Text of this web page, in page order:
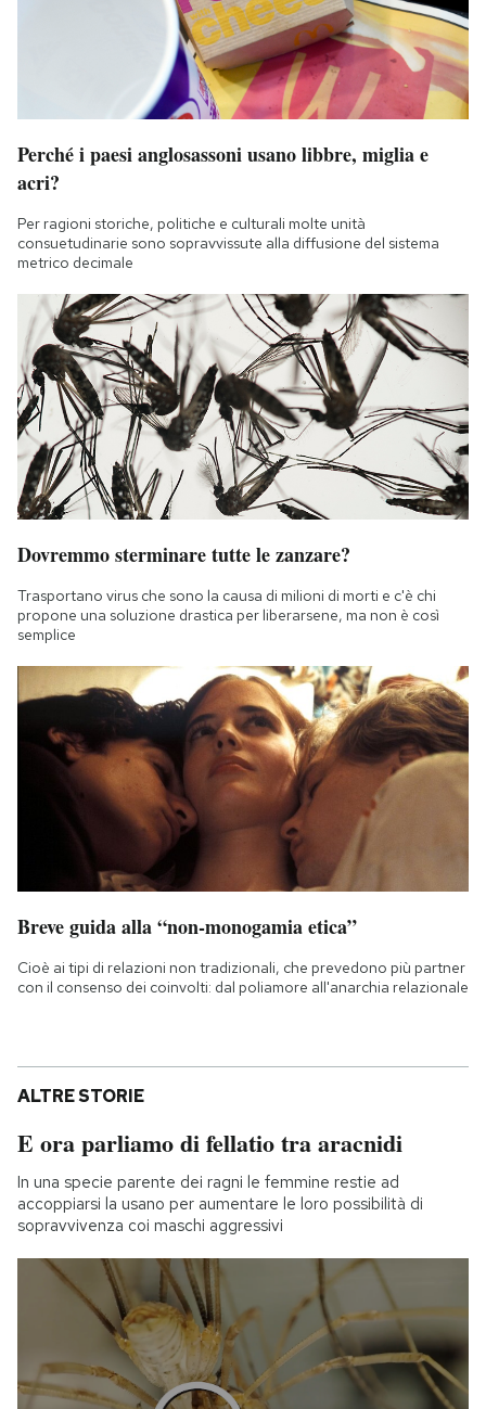
Perché i paesi anglosassoni usano libbre, miglia e
acri?
Per ragioni storiche, politiche e culturali molte unità
consuetudinarie sono sopravvissute alla diffusione del sistema
metrico decimale
Dovremmo sterminare tutte le zanzare?
Trasportano virus che sono la causa di milioni di morti e c'è chi
propone una soluzione drastica per liberarsene, ma non è così
semplice
Breve guida alla “non-monogamia etica”
Cioè ai tipi di relazioni non tradizionali, che prevedono più partner
con il consenso dei coinvolti: dal poliamore all'anarchia relazionale
ALTRE STORIE
E ora parliamo di fellatio tra aracnidi
In una specie parente dei ragni le femmine restie ad
accoppiarsi la usano per aumentare le loro possibilità di
sopravvivenza coi maschi aggressivi